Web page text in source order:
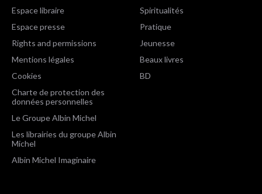
Espace libraire
Espace presse
Rights and permissions
Mentions légales
Cookies
Charte de protection des
données personnelles
Le Groupe Albin Michel
Les librairies du groupe Albin
Michel
Albin Michel Imaginaire
Spiritualités
Pratique
Jeunesse
Beaux livres
BD